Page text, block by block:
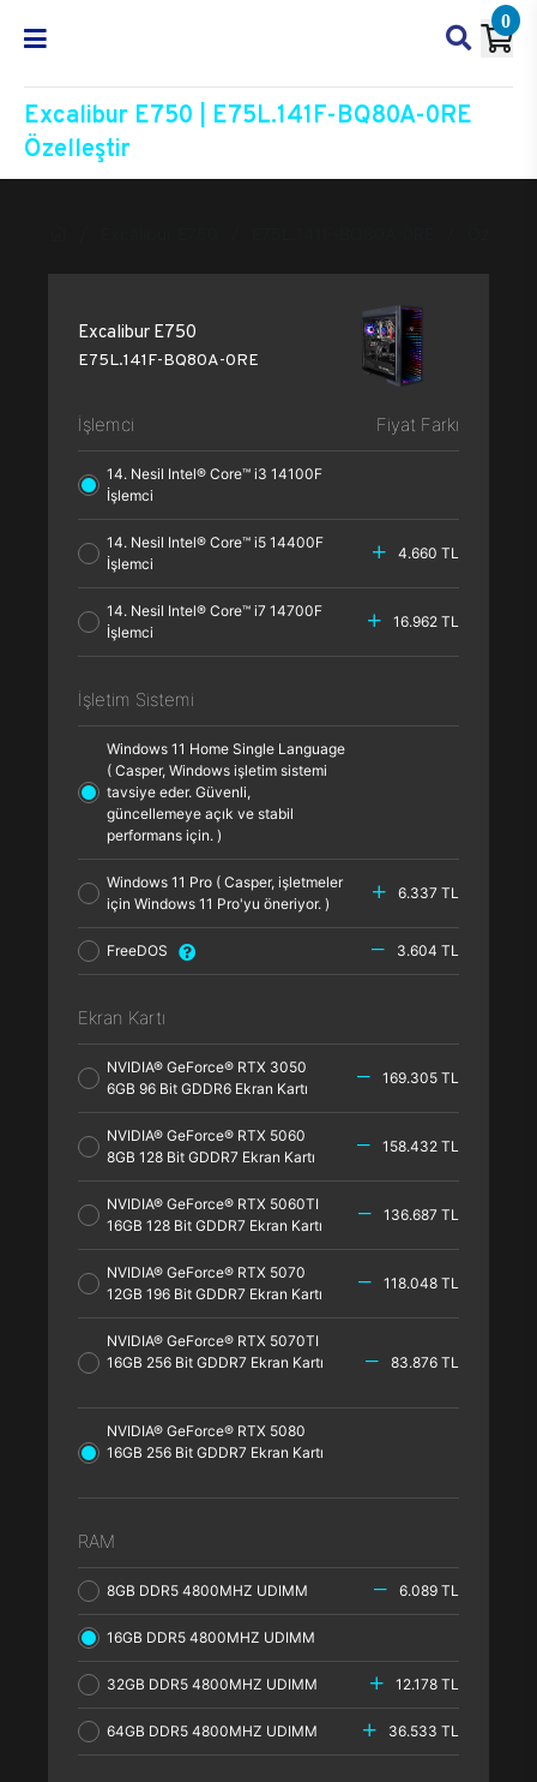
0
Excalibur E750 | E75L.141F-BQ80A-0RE
Özelleştir
Excalibur E750
E75L.141F-BQ80A-0RE
İşlemci Fiyat Farkı
14. Nesil Intel® Core™ i3 14100F
İşlemci
14. Nesil Intel® Core™ i5 14400F
İşlemci
4.660 TL
14. Nesil Intel® Core™ i7 14700F
İşlemci
16.962 TL
İşletim Sistemi
Windows 11 Home Single Language
( Casper, Windows işletim sistemi
tavsiye eder. Güvenli,
güncellemeye açık ve stabil
performans için. )
Windows 11 Pro ( Casper, işletmeler
için Windows 11 Pro'yu öneriyor. )
6.337 TL
FreeDOS 3.604 TL
Ekran Kartı
NVIDIA® GeForce® RTX 3050
6GB 96 Bit GDDR6 Ekran Kartı
169.305 TL
NVIDIA® GeForce® RTX 5060
8GB 128 Bit GDDR7 Ekran Kartı
158.432 TL
NVIDIA® GeForce® RTX 5060TI
16GB 128 Bit GDDR7 Ekran Kartı
136.687 TL
NVIDIA® GeForce® RTX 5070
12GB 196 Bit GDDR7 Ekran Kartı
118.048 TL
NVIDIA® GeForce® RTX 5070TI
16GB 256 Bit GDDR7 Ekran Kartı
83.876 TL
NVIDIA® GeForce® RTX 5080
16GB 256 Bit GDDR7 Ekran Kartı
RAM
8GB DDR5 4800MHZ UDIMM 6.089 TL
16GB DDR5 4800MHZ UDIMM
32GB DDR5 4800MHZ UDIMM 12.178 TL
64GB DDR5 4800MHZ UDIMM 36.533 TL